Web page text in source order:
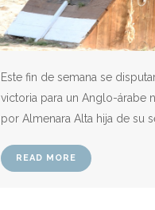
Este fin de semana se
victoria para un Anglo-árabe
por Almenara Alta hija de su
READ MORE